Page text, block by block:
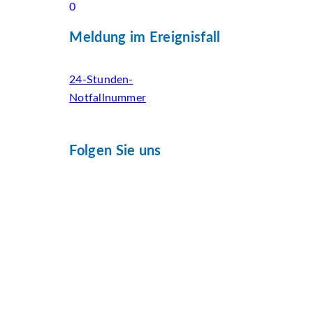
0
Meldung im Ereignisfall
24-Stunden-
Notfallnummer
Folgen Sie uns